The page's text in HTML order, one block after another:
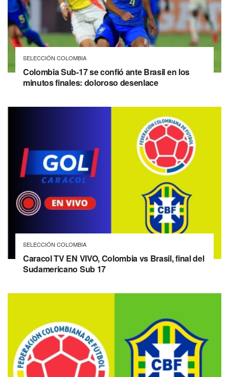
SELECCIÓN COLOMBIA
Colombia Sub-17 se confió ante Brasil en los
minutos finales: doloroso desenlace
SELECCIÓN COLOMBIA
Caracol TV EN VIVO, Colombia vs Brasil, final del
Sudamericano Sub 17